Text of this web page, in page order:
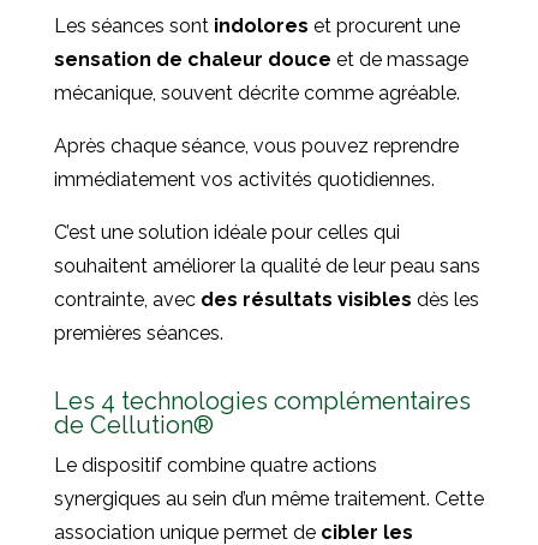
Les séances sont indolores et procurent une
sensation de chaleur douce et de massage
mécanique, souvent décrite comme agréable.
Après chaque séance, vous pouvez reprendre
immédiatement vos activités quotidiennes.
C’est une solution idéale pour celles qui
souhaitent améliorer la qualité de leur peau sans
contrainte, avec des résultats visibles dès les
premières séances.
Les 4 technologies complémentaires
de Cellution®
Le dispositif combine quatre actions
synergiques au sein d’un même traitement. Cette
association unique permet de cibler les